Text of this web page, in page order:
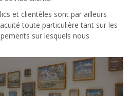
et clientèles sont par ailleurs
toute particulière tant sur les
sur lesquels nous